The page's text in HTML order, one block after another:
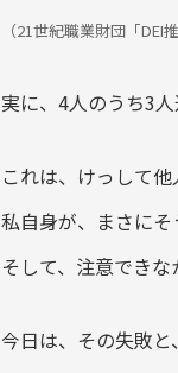
（21世紀職業財団「
実に、4人のうち3
これは、けっして他
私自身が、まさにそ
そして、注意でき
今日は、その失敗と